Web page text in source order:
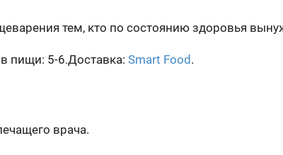
тем, кто по состоянию здоровья
пищи: 5-6.Доставка: Smart Food .
врача.